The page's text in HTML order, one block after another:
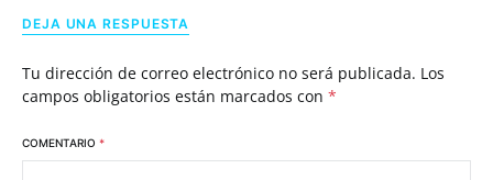
DEJA UNA RESPUESTA
Tu dirección de correo electrónico no será publicada. Los
campos obligatorios están marcados con *
COMENTARIO *